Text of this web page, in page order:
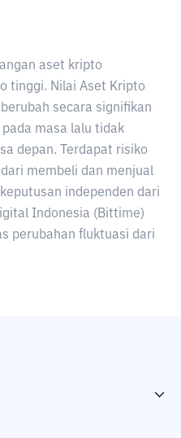
aset kripto
tinggi. Nilai Aset Kripto
secara signifikan
masa lalu tidak
depan. Terdapat risiko
membeli dan menjual
independen dari
Indonesia (Bittime)
perubahan fluktuasi dari